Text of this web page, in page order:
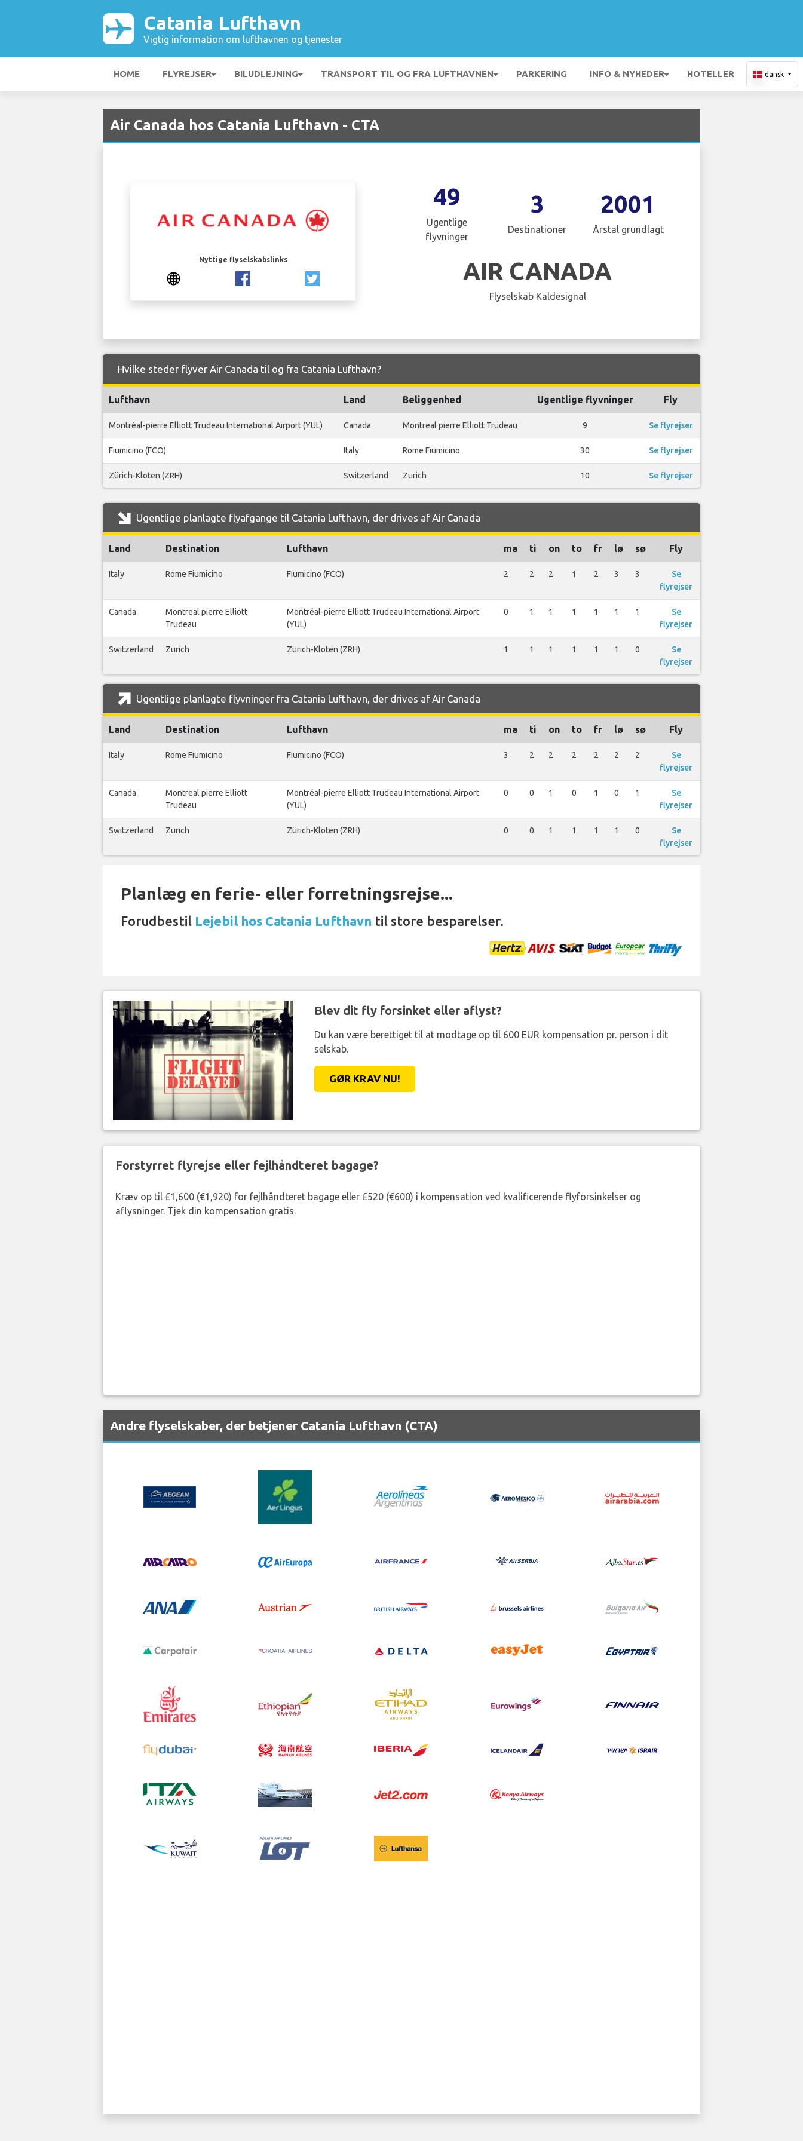
Catania Lufthavn
Vigtig information om lufthavnen og tjenester
HOME FLYREJSER BILUDLEJNING TRANSPORT TIL OG FRA LUFTHAVNEN PARKERING INFO & NYHEDER HOTELLER dansk
Air Canada hos Catania Lufthavn - CTA
Nyttige flyselskabslinks
49
Ugentlige
flyvninger
3
Destinationer
2001
Årstal grundlagt
AIR CANADA
Flyselskab Kaldesignal
Hvilke steder flyver Air Canada til og fra Catania Lufthavn?
Lufthavn Land Beliggenhed Ugentlige flyvninger Fly
Montréal-pierre Elliott Trudeau International Airport (YUL) Canada Montreal pierre Elliott Trudeau 9 Se flyrejser
Fiumicino (FCO) Italy Rome Fiumicino 30 Se flyrejser
Zürich-Kloten (ZRH) Switzerland Zurich 10 Se flyrejser
Ugentlige planlagte flyafgange til Catania Lufthavn, der drives af Air Canada
Land Destination Lufthavn ma ti on to fr lø sø Fly
Italy Rome Fiumicino Fiumicino (FCO) 2 2 2 1 2 3 3
Se
flyrejser
Canada
Montreal pierre Elliott
Trudeau
Montréal-pierre Elliott Trudeau International Airport
(YUL)
0 1 1 1 1 1 1
Se
flyrejser
Switzerland Zurich Zürich-Kloten (ZRH) 1 1 1 1 1 1 0
Se
flyrejser
Ugentlige planlagte flyvninger fra Catania Lufthavn, der drives af Air Canada
Land Destination Lufthavn ma ti on to fr lø sø Fly
Italy Rome Fiumicino Fiumicino (FCO) 3 2 2 2 2 2 2
Se
flyrejser
Canada
Montreal pierre Elliott
Trudeau
Montréal-pierre Elliott Trudeau International Airport
(YUL)
0 0 1 0 1 0 1
Se
flyrejser
Switzerland Zurich Zürich-Kloten (ZRH) 0 0 1 1 1 1 0
Se
flyrejser
Planlæg en ferie- eller forretningsrejse...
Forudbestil Lejebil hos Catania Lufthavn til store besparelser.
Blev dit fly forsinket eller aflyst?
Du kan være berettiget til at modtage op til 600 EUR kompensation pr. person i dit
selskab.
GØR KRAV NU!
Forstyrret flyrejse eller fejlhåndteret bagage?
Kræv op til £1,600 (€1,920) for fejlhåndteret bagage eller £520 (€600) i kompensation ved kvalificerende flyforsinkelser og
aflysninger. Tjek din kompensation gratis.
Andre flyselskaber, der betjener Catania Lufthavn (CTA)